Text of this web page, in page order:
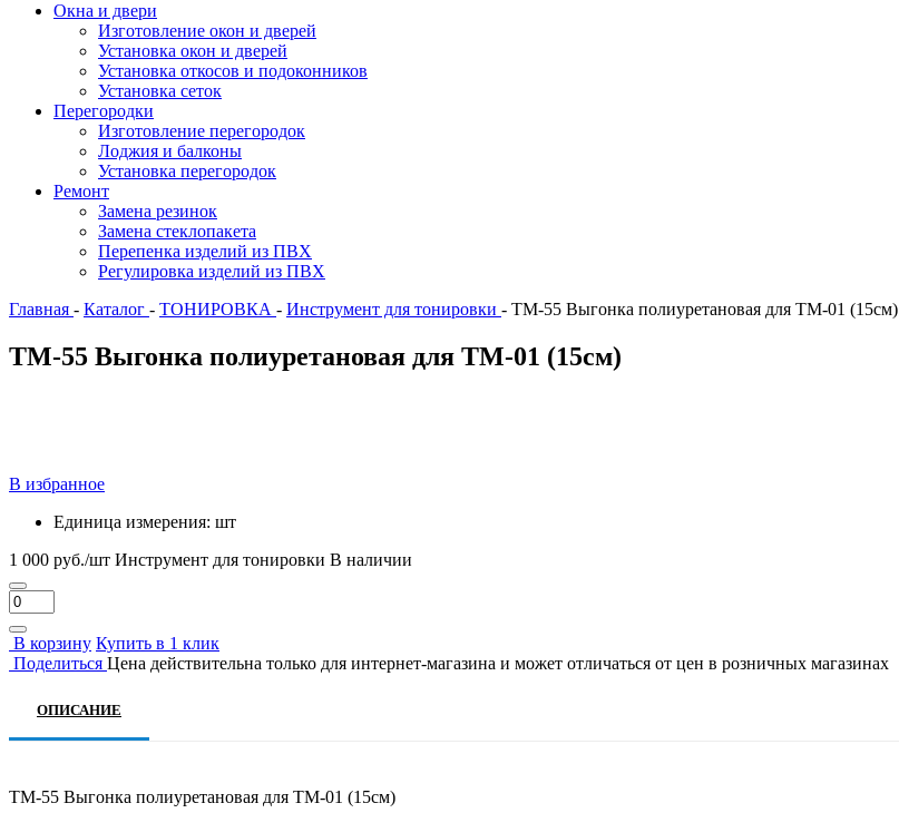
Окна и двери
Изготовление окон и дверей
Установка окон и дверей
Установка откосов и подоконников
Установка сеток
Перегородки
Изготовление перегородок
Лоджия и балконы
Установка перегородок
Ремонт
Замена резинок
Замена стеклопакета
Перепенка изделий из ПВХ
Регулировка изделий из ПВХ
Главная - Каталог - ТОНИРОВКА - Инструмент для тонировки - ТМ-55 Выгонка полиуретановая для ТМ-01 (15см)
ТМ-55 Выгонка полиуретановая для ТМ-01 (15см)
В избранное
Единица измерения: шт
1 000 руб./шт Инструмент для тонировки В наличии
В корзину Купить в 1 клик
Поделиться Цена действительна только для интернет-магазина и может отличаться от цен в розничных магазинах
ОПИСАНИЕ
ТМ-55 Выгонка полиуретановая для ТМ-01 (15см)